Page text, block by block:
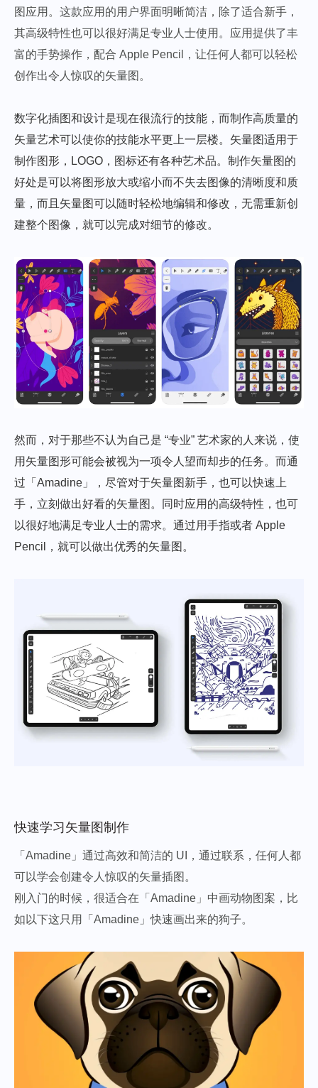
图应用。这款应用的用户界面明晰简洁，除了适合新手，
其高级特性也可以很好满足专业人士使用。应用提供了丰
富的手势操作，配合 Apple Pencil，让任何人都可以轻松
创作出令人惊叹的矢量图。
数字化插图和设计是现在很流行的技能，而制作高质量的
矢量艺术可以使你的技能水平更上一层楼。矢量图适用于
制作图形，LOGO，图标还有各种艺术品。制作矢量图的
好处是可以将图形放大或缩小而不失去图像的清晰度和质
量，而且矢量图可以随时轻松地编辑和修改，无需重新创
建整个图像，就可以完成对细节的修改。
然而，对于那些不认为自己是 “专业” 艺术家的人来说，使
用矢量图形可能会被视为一项令人望而却步的任务。而通
过「Amadine」，尽管对于矢量图新手，也可以快速上
手，立刻做出好看的矢量图。同时应用的高级特性，也可
以很好地满足专业人士的需求。通过用手指或者 Apple
Pencil，就可以做出优秀的矢量图。
快速学习矢量图制作
「Amadine」通过高效和简洁的 UI，通过联系，任何人都
可以学会创建令人惊叹的矢量插图。
刚入门的时候，很适合在「Amadine」中画动物图案，比
如以下这只用「Amadine」快速画出来的狗子。